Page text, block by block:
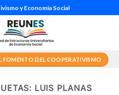
y Economía Social
FOMENTO DEL COOPERATIVISMO
LUIS PLANAS